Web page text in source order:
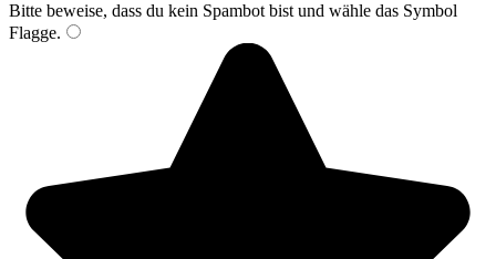
Bitte beweise, dass du kein Spambot bist und wähle das Symbol
Flagge.